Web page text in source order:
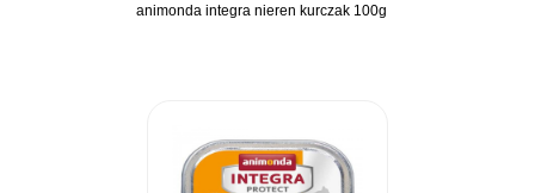
animonda integra nieren kurczak 100g